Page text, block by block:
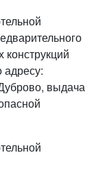
конструкций
адресу:
выдача